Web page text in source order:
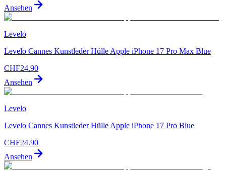
Ansehen
Levelo
Levelo Cannes Kunstleder Hülle Apple iPhone 17 Pro Max Blue
CHF24.90
Ansehen
Levelo
Levelo Cannes Kunstleder Hülle Apple iPhone 17 Pro Blue
CHF24.90
Ansehen